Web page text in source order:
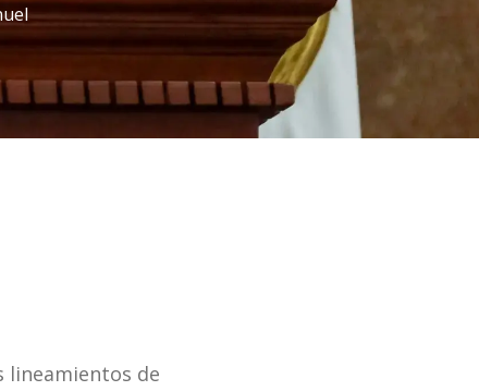
lineamientos de